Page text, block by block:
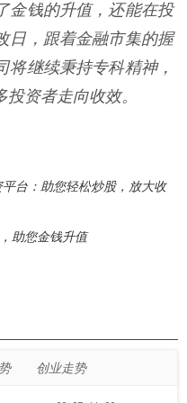
金钱的升值，还能在投
日，跟着金融市集的握
将继续秉持专科精神，
资者走向收效。
台：助您轻松炒股，放大收
助您金钱升值
创业走势